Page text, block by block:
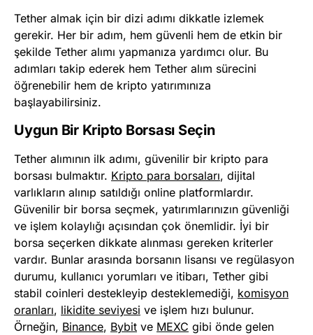
Tether almak için bir dizi adımı dikkatle izlemek
gerekir. Her bir adım, hem güvenli hem de etkin bir
şekilde Tether alımı yapmanıza yardımcı olur. Bu
adımları takip ederek hem Tether alım sürecini
öğrenebilir hem de kripto yatırımınıza
başlayabilirsiniz.
Uygun Bir Kripto Borsası Seçin
Tether alımının ilk adımı, güvenilir bir kripto para
borsası bulmaktır. Kripto para borsaları, dijital
varlıkların alınıp satıldığı online platformlardır.
Güvenilir bir borsa seçmek, yatırımlarınızın güvenliği
ve işlem kolaylığı açısından çok önemlidir. İyi bir
borsa seçerken dikkate alınması gereken kriterler
vardır. Bunlar arasında borsanın lisansı ve regülasyon
durumu, kullanıcı yorumları ve itibarı, Tether gibi
stabil coinleri destekleyip desteklemediği, komisyon
oranları, likidite seviyesi ve işlem hızı bulunur.
Örneğin, Binance, Bybit ve MEXC gibi önde gelen